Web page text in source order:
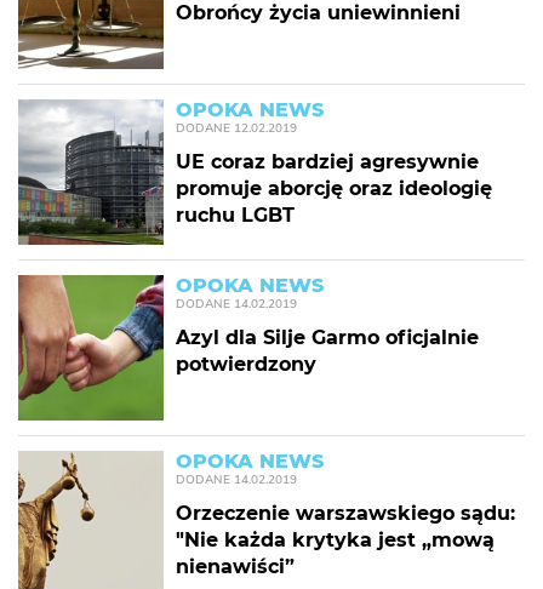
Obrońcy życia uniewinnieni
OPOKA NEWS
DODANE 12.02.2019
UE coraz bardziej agresywnie
promuje aborcję oraz ideologię
ruchu LGBT
OPOKA NEWS
DODANE 14.02.2019
Azyl dla Silje Garmo oficjalnie
potwierdzony
OPOKA NEWS
DODANE 14.02.2019
Orzeczenie warszawskiego sądu:
"Nie każda krytyka jest „mową
nienawiści”